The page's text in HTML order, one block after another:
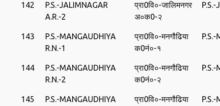
142
P.S.-JALIMNAGAR
A.R.-2
प्रा0वि०-जालिमनगर
अ०क0-२
143
P.S.-MANGAUDHIYA
R.N.-1
प्रा0वि०-मनगौढिया
क0नं०-१
144
P.S.-MANGAUDHIYA
R.N.-2
प्रा0वि०-मनगौढिया
क0नं०-२
145 P.S.-MANGAUDHIYA प्रा0वि०-मनगौढिया